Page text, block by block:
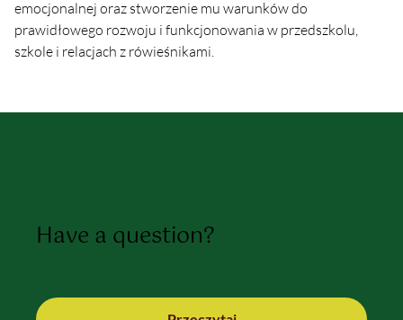
emocjonalnej oraz stworzenie mu warunków do
prawidłowego rozwoju i funkcjonowania w przedszkolu,
szkole i relacjach z rówieśnikami.
Have a question?